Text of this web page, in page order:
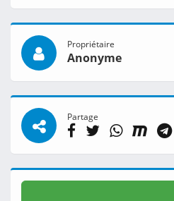
Propriétaire
Anonyme
Partage